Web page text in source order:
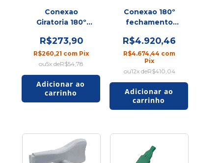
Conexao
Giratoria 180º
R$273,90
R$260,21 com Pix
5x deR$54,78
Conexao 180º
fechamento
Shot
R$4.920,46
R$4.674,44 com
Pix
12x deR$410,04